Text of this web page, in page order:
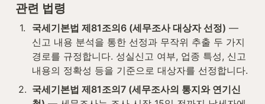
관련 법령
1. 국세기본법 제81조의6 (세무조사 대상자 선정) —
신고 내용 분석을 통한 선정과 무작위 추출 두 가지
경로를 규정합니다. 성실신고 여부, 업종 특성, 신고
내용의 정확성 등을 기준으로 대상자를 선정합니다.
2. 국세기본법 제81조의7 (세무조사의 통지와 연기신